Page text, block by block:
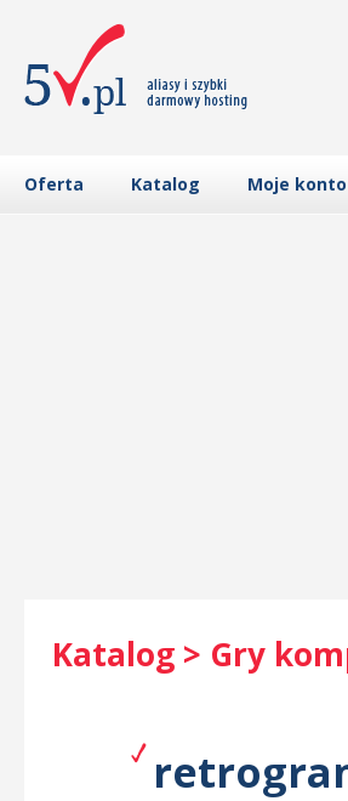
Oferta Katalog Moje konto
Katalog > Gry